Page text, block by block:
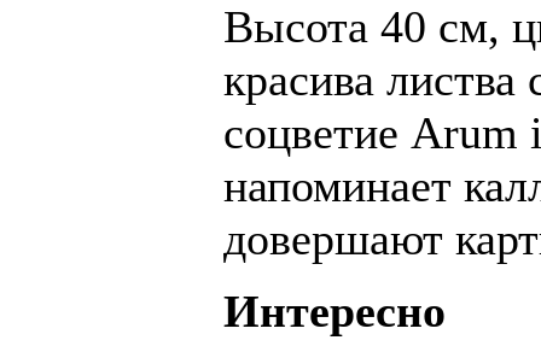
Высота 40 см,
красива
соцветие
напоминает
довершают
Интересно